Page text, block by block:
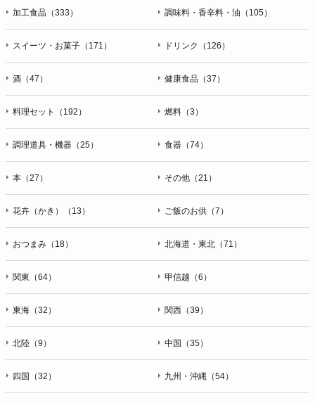
す。これらには、お客様のお名前、ご住所、電話番号、電子メ
個人情報に関する問合わせ窓口
個人情報保護管理者：オペレーション部シニアマネージャー
〒106-0044 東京都港区東麻布一丁目２７番１号 東麻布食文化
ビル４階
ＦＡＸ：047-401-6847
加工食品（333） 調味料・香辛料・油（105）
スイーツ・お菓子（171） ドリンク（126）
酒（47） 健康食品（37）
料理セット（192） 燃料（3）
調理道具・機器（25） 食器（74）
本（27） その他（21）
花卉（かき）（13） ご飯のお供（7）
おつまみ（18） 北海道・東北（71）
関東（64） 甲信越（6）
東海（32） 関西（39）
北陸（9） 中国（35）
四国（32） 九州・沖縄（54）